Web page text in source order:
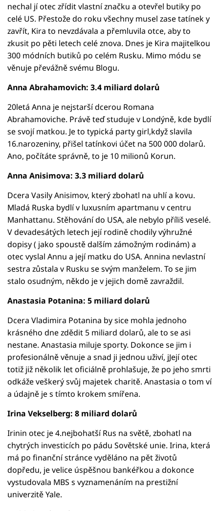
nechal jí otec zřídit vlastní značku a otevřel butiky po
celé US. Přestože do roku všechny musel zase tatínek y
zavřít, Kira to nevzdávala a přemluvila otce, aby to
zkusit po pěti letech celé znova. Dnes je Kira majitelkou
300 módních butiků po celém Rusku. Mimo módu se
věnuje převážně svému Blogu.
Anna Abrahamovich: 3.4 miliard dolarů
20letá Anna je nejstarší dcerou Romana
Abrahamoviche. Právě teď studuje v Londýně, kde bydlí
se svojí matkou. Je to typická party girl,když slavila
16.narozeniny, přišel tatínkovi účet na 500 000 dolarů.
Ano, počítáte správně, to je 10 milionů Korun.
Anna Anisimova: 3.3 miliard dolarů
Dcera Vasily Anisimov, který zbohatl na uhlí a kovu.
Mladá Ruska bydlí v luxusním apartmanu v centru
Manhattanu. Stěhování do USA, ale nebylo příliš veselé.
V devadesátých letech její rodině chodily výhružné
dopisy ( jako spoustě dalším zámožným rodinám) a
otec vyslal Annu a její matku do USA. Annina nevlastní
sestra zůstala v Rusku se svým manželem. To se jim
stalo osudným, někdo je v jejich domě zavraždil.
Anastasia Potanina: 5 miliard dolarů
Dcera Vladimira Potanina by sice mohla jednoho
krásného dne zdědit 5 miliard dolarů, ale to se asi
nestane. Anastasia miluje sporty. Dokonce se jim i
profesionálně věnuje a snad ji jednou uživí, jJejí otec
totiž již několik let oficiálně prohlašuje, že po jeho smrti
odkáže veškerý svůj majetek charitě. Anastasia o tom ví
a údajně je s tímto krokem smířena.
Irina Vekselberg: 8 miliard dolarů
Irinin otec je 4.nejbohatší Rus na světě, zbohatl na
chytrých investicích po pádu Sovětské unie. Irina, která
má po finanční stránce vyděláno na pět životů
dopředu, je velice úspěšnou bankéřkou a dokonce
vystudovala MBS s vyznamenáním na prestižní
univerzitě Yale.